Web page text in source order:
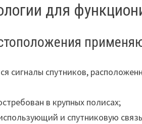
для
сигналы спутников,
в крупных полисах;
и спутниковую